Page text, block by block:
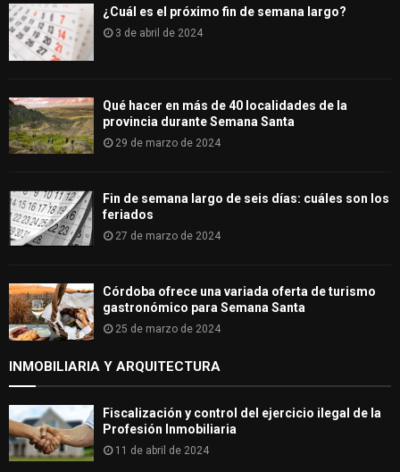
¿Cuál es el próximo fin de semana largo?
3 de abril de 2024
Qué hacer en más de 40 localidades de la
provincia durante Semana Santa
29 de marzo de 2024
Fin de semana largo de seis días: cuáles son los
feriados
27 de marzo de 2024
Córdoba ofrece una variada oferta de turismo
gastronómico para Semana Santa
25 de marzo de 2024
INMOBILIARIA Y ARQUITECTURA
Fiscalización y control del ejercicio ilegal de la
Profesión Inmobiliaria
11 de abril de 2024